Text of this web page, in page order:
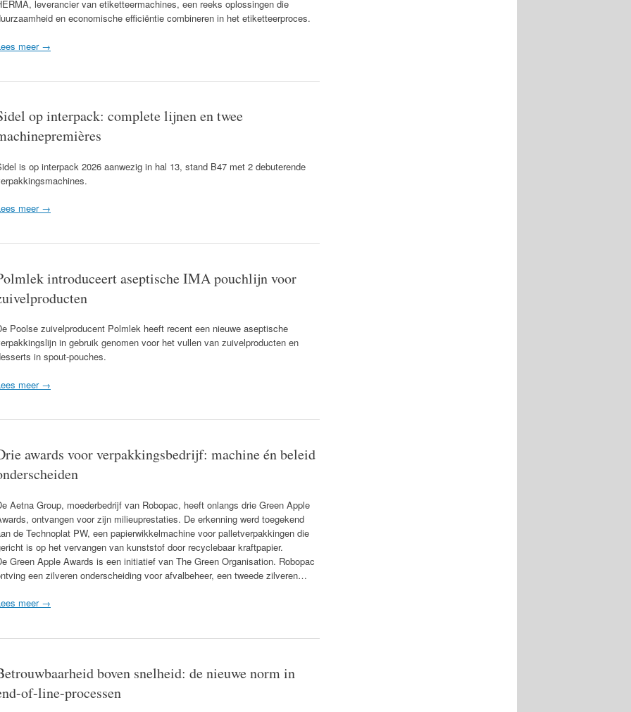
leverancier van etiketteermachines, een reeks oplossingen die
en economische efficiëntie combineren in het etiketteerproces.
meer →
op interpack: complete lijnen en twee
is op interpack 2026 aanwezig in hal 13, stand B47 met 2 debuterende
meer →
introduceert aseptische IMA pouchlijn voor
Poolse zuivelproducent Polmlek heeft recent een nieuwe aseptische
in gebruik genomen voor het vullen van zuivelproducten en
in spout-pouches.
meer →
awards voor verpakkingsbedrijf: machine én beleid
Aetna Group, moederbedrijf van Robopac, heeft onlangs drie Green Apple
ontvangen voor zijn milieuprestaties. De erkenning werd toegekend
de Technoplat PW, een papierwikkelmachine voor palletverpakkingen die
is op het vervangen van kunststof door recyclebaar kraftpapier.
Green Apple Awards is een initiatief van The Green Organisation. Robopac
een zilveren onderscheiding voor afvalbeheer, een tweede zilveren…
meer →
boven snelheid: de nieuwe norm in
of-line-processen